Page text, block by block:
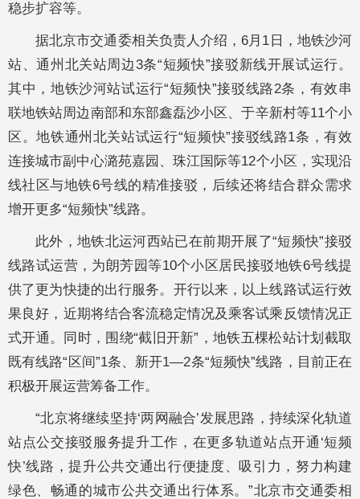
稳步扩容等。
据北京市交通委相关负责人介绍，6月1日，地铁沙河
站、通州北关站周边3条“短频快”接驳新线开展试运行。
其中，地铁沙河站试运行“短频快”接驳线路2条，有效串
联地铁站周边南部和东部鑫磊沙小区、于辛新村等11个小
区。地铁通州北关站试运行“短频快”接驳线路1条，有效
连接城市副中心潞苑嘉园、珠江国际等12个小区，实现沿
线社区与地铁6号线的精准接驳，后续还将结合群众需求
增开更多“短频快”线路。
此外，地铁北运河西站已在前期开展了“短频快”接驳
线路试运营，为朗芳园等10个小区居民接驳地铁6号线提
供了更为快捷的出行服务。开行以来，以上线路试运行效
果良好，近期将结合客流稳定情况及乘客试乘反馈情况正
式开通。同时，围绕“截旧开新”，地铁五棵松站计划截取
既有线路“区间”1条、新开1—2条“短频快”线路，目前正在
积极开展运营筹备工作。
“北京将继续坚持‘两网融合’发展思路，持续深化轨道
站点公交接驳服务提升工作，在更多轨道站点开通‘短频
快’线路，提升公共交通出行便捷度、吸引力，努力构建
绿色、畅通的城市公共交通出行体系。”北京市交通委相